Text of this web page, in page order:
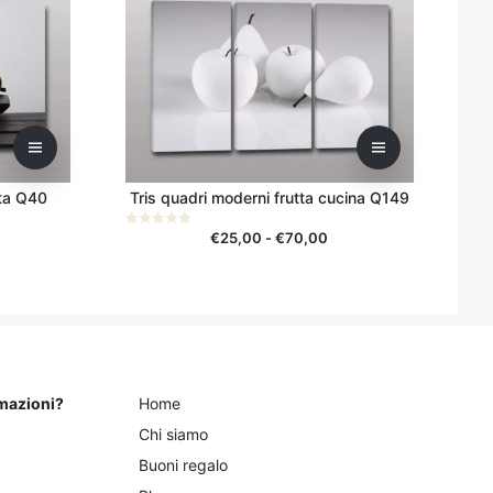
Q40 Tris quadri moderni frutta cucina Q149
€25,00 - €70,00
pagina
del
Home
Chi siamo
Buoni regalo